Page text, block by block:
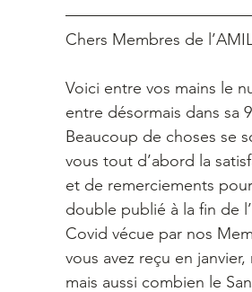
Chers Membres de
Voici entre vos mains le
entre désormais dans sa
Beaucoup de choses se
vous tout d’abord la
et de remerciements
double publié à la fin de
Covid vécue par nos
vous avez reçu en
mais aussi combien le